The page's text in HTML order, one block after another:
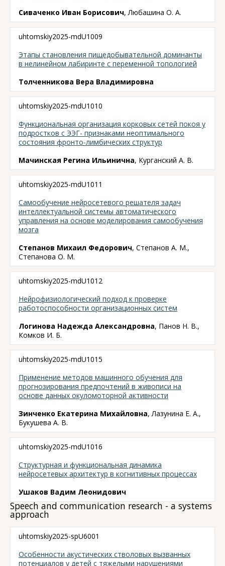
Сиваченко Иван Борисович, Любашина О. А.
uhtomskiy2025-mdU1009
Этапы становления пищедобывательной доминанты
в нелинейном лабиринте с переменной топологией
Толченникова Вера Владимировна
uhtomskiy2025-mdU1010
Функциональная организация корковых сетей покоя у
подростков с ЭЭГ- признаками неоптимального
состояния фронто-лимбических структур
Мачинская Регина Ильинична, Курганский А. В.
uhtomskiy2025-mdU1011
Самообучение нейросетевого решателя задач
интеллектуальной системы автоматического
управления на основе моделирования самообучения
мозга
Степанов Михаил Федорович, Степанов А. М.,
Степанова О. М.
uhtomskiy2025-mdU1012
Нейрофизиологический подход к проверке
работоспособности организационных систем
Логинова Надежда Александровна, Панов Н. В.,
Комков И. Б.
uhtomskiy2025-mdU1015
Применение методов машинного обучения для
прогнозирования предпочтений в живописи на
основе данных окуломоторной активности
Зинченко Екатерина Михайловна, Лазунина Е. А.,
Букушева А. В.
uhtomskiy2025-mdU1016
Структурная и функциональная динамика
нейросетевых архитектур в когнитивных процессах
Ушаков Вадим Леонидович
Speech and communication research - a systems
approach
uhtomskiy2025-spU6001
Особенности акустических стволовых вызванных
потенциалов у детей с тяжелыми нарушениями